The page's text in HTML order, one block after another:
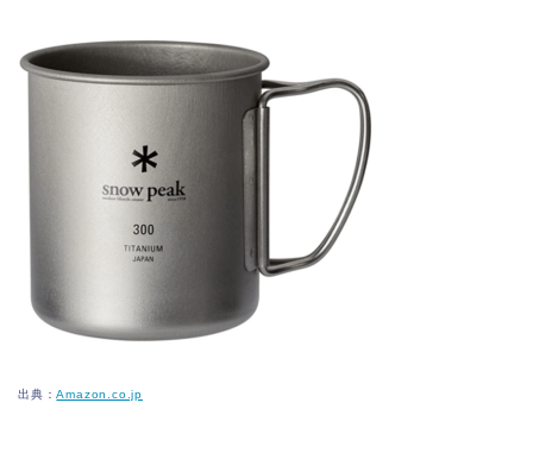
出典：Amazon.co.jp